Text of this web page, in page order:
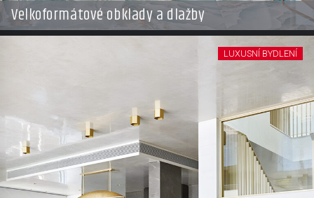
Velkoformátové obklady a dlažby
LUXUSNÍ BYDLENÍ